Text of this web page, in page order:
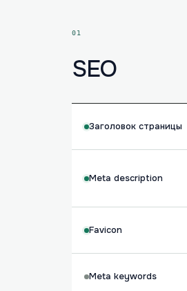
01
SEO
Заголовок страницы
Meta description
Favicon
Meta keywords